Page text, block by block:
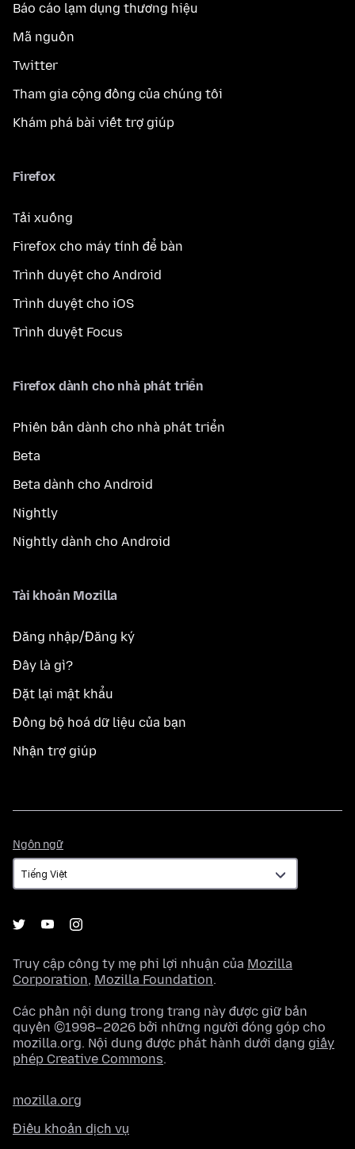
Báo cáo lạm dụng thương hiệu
Mã nguồn
Twitter
Tham gia cộng đồng của chúng tôi
Khám phá bài viết trợ giúp
Firefox
Tải xuống
Firefox cho máy tính để bàn
Trình duyệt cho Android
Trình duyệt cho iOS
Trình duyệt Focus
Firefox dành cho nhà phát triển
Phiên bản dành cho nhà phát triển
Beta
Beta dành cho Android
Nightly
Nightly dành cho Android
Tài khoản Mozilla
Đăng nhập/Đăng ký
Đây là gì?
Đặt lại mật khẩu
Đồng bộ hoá dữ liệu của bạn
Nhận trợ giúp
Ngôn ngữ
ngữ
Truy cập công ty mẹ phi lợi nhuận của Mozilla
Corporation, Mozilla Foundation.
Các phần nội dung trong trang này được giữ bản
quyền ©1998–2026 bởi những người đóng góp cho
mozilla.org. Nội dung được phát hành dưới dạng giấy
phép Creative Commons.
mozilla.org
Điều khoản dịch vụ